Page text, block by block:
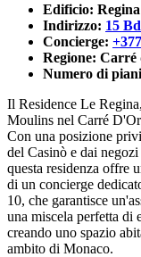
Edificio: Regina
Indirizzo: 15
Concierge:
Regione: Carré
Numero di
Il Residence Le
Moulins nel Carré
Con una posizione
del Casinò e dai
questa residenza offre
di un concierge
10, che garantisce
una miscela perfetta di
creando uno spazio
ambito di Monaco.